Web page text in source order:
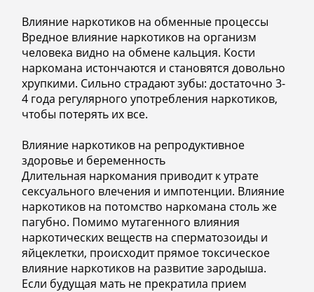
Влияние наркотиков на обменные процессы
Вредное влияние наркотиков на организм
человека видно на обмене кальция. Кости
наркомана истончаются и становятся довольно
хрупкими. Сильно страдают зубы: достаточно 3-
4 года регулярного употребления наркотиков,
чтобы потерять их все.
Влияние наркотиков на репродуктивное
здоровье и беременность
Длительная наркомания приводит к утрате
сексуального влечения и импотенции. Влияние
наркотиков на потомство наркомана столь же
пагубно. Помимо мутагенного влияния
наркотических веществ на сперматозоиды и
яйцеклетки, происходит прямое токсическое
влияние наркотиков на развитие зародыша.
Если будущая мать не прекратила прием